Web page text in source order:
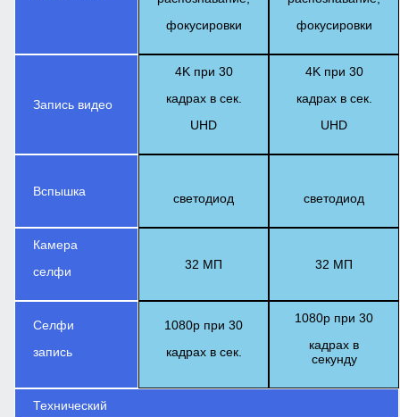
фокусировки
фокусировки
Запись видео
4K при 30
кадрах в сек.
UHD
4K при 30
кадрах в сек.
UHD
Вспышка светодиод светодиод
Камера
селфи
32 МП 32 МП
Селфи
запись
1080p при 30
кадрах в сек.
1080p при 30
кадрах в
секунду
Технический